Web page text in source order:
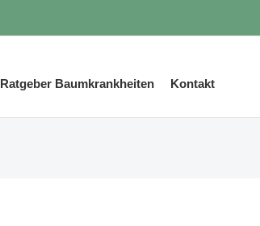
Ratgeber Baumkrankheiten Kontakt